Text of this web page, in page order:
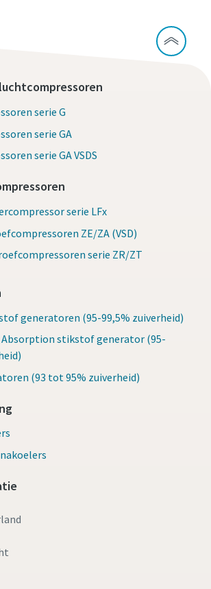
serie G
serie GA
serie GA VSDS
serie LFx
ZE/ZA (VSD)
serie ZR/ZT
generatoren (95-99,5% zuiverheid)
Absorption stikstof generator (95-
(93 tot 95% zuiverheid)